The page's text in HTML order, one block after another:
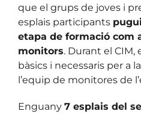
que el grups de joves i
esplais participants
etapa de formació com
monitors. Durant el
bàsics i necessaris per a
l’equip de monitores de
Enguany 7 esplais del